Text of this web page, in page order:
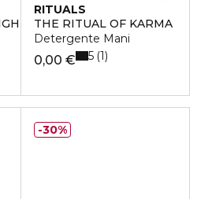
RITUALS
THE RITUAL OF KARMA
Detergente Mani
0,00 € 5 1
30%